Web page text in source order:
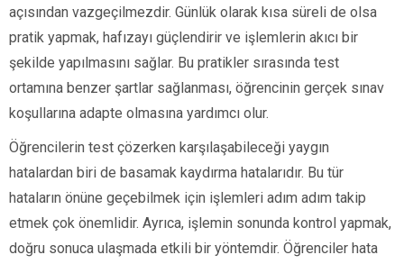
açısından vazgeçilmezdir. Günlük olarak kısa süreli de olsa
pratik yapmak, hafızayı güçlendirir ve işlemlerin akıcı bir
şekilde yapılmasını sağlar. Bu pratikler sırasında test
ortamına benzer şartlar sağlanması, öğrencinin gerçek sınav
koşullarına adapte olmasına yardımcı olur.
Öğrencilerin test çözerken karşılaşabileceği yaygın
hatalardan biri de basamak kaydırma hatalarıdır. Bu tür
hataların önüne geçebilmek için işlemleri adım adım takip
etmek çok önemlidir. Ayrıca, işlemin sonunda kontrol yapmak,
doğru sonuca ulaşmada etkili bir yöntemdir. Öğrenciler hata